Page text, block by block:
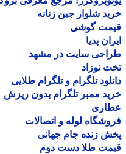
شلوار جین زنانه
گوشی
پدیا
سایت در مشهد
نوزاد
تلگرام و تلگرام طلایی
ممبر تلگرام بدون ریزش
لوله و اتصالات
زنده جام جهانی
طلا دست دوم